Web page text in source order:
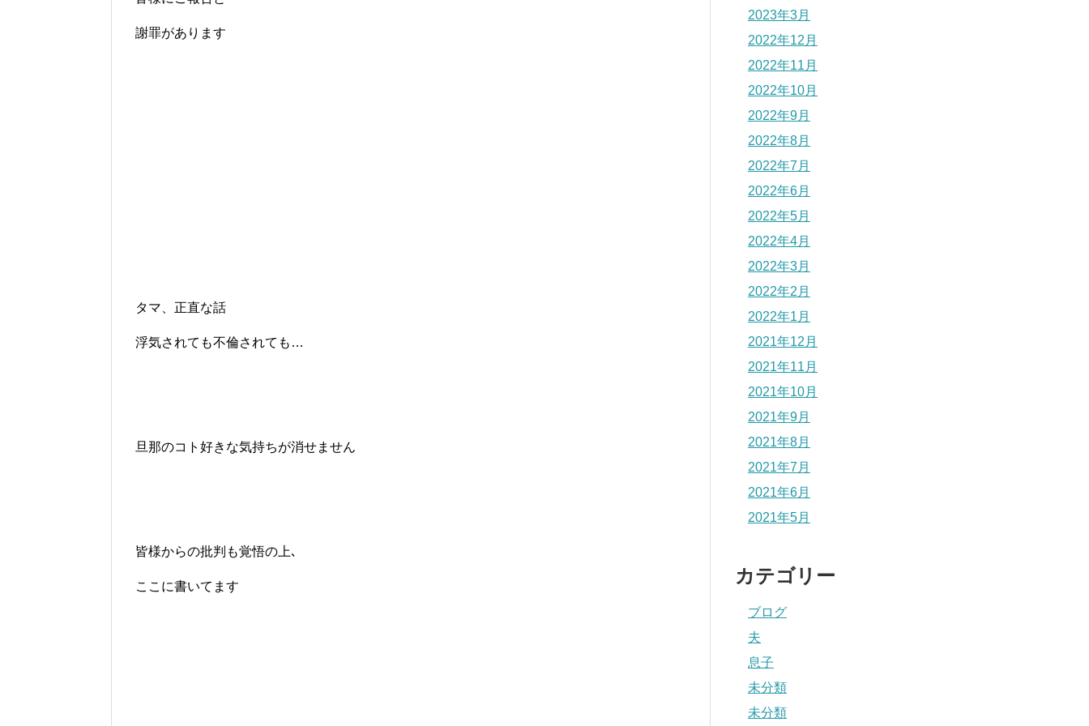
謝罪があります
タマ、正直な話
浮気されても不倫されても…
旦那のコト好きな気持ちが消せません
皆様からの批判も覚悟の上､
ここに書いてます
2023年3月
2022年12月
2022年11月
2022年10月
2022年9月
2022年8月
2022年7月
2022年6月
2022年5月
2022年4月
2022年3月
2022年2月
2022年1月
2021年12月
2021年11月
2021年10月
2021年9月
2021年8月
2021年7月
2021年6月
2021年5月
カテゴリー
ブログ
夫
息子
未分類
未分類